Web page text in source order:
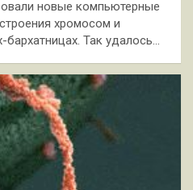
новые компьютерные
хромосом и
Так удалось…